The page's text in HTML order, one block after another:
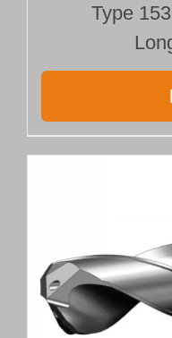
Type